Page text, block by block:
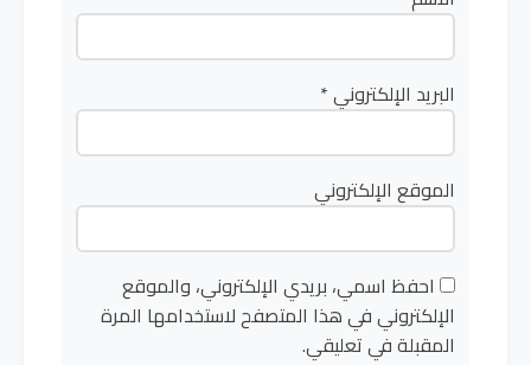
البريد الإلكتروني*
الموقع الإلكتروني
احفظ اسمي، بريدي الإلكتروني، والموقع
الإلكتروني في هذا المتصفح لاستخدامها المرة
المقبلة في تعليقي.